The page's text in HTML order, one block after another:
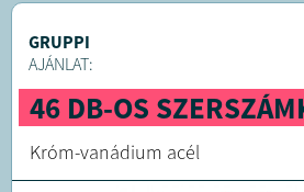
GRUPPI
AJÁNLAT:
46 DB-OS
Króm-vanádium acél